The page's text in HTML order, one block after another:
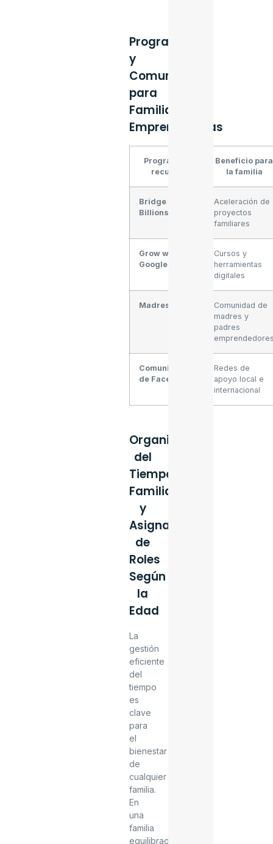
Programas
y
Comunidades
para
Familias
Emprendedoras
Programa o
recurso
Beneficio para
la familia
Bridge for
Billions
Aceleración de
proyectos
familiares
Grow with
Google
Cursos y
herramientas
digitales
Madresfera
Comunidad de
madres y
padres
Comunidades
de Facebook
Redes de
apoyo local e
internacional
Organización
del
Tiempo
Familiar
y
Asignación
de
Roles
Según
la
Edad
La
gestión
eficiente
del
tiempo
es
clave
para
el
bienestar
de
cualquier
familia.
En
una
familia
equilibrada,